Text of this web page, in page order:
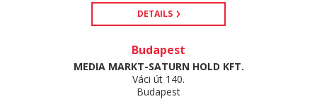
DETAILS
Budapest
MEDIA MARKT-SATURN HOLD KFT.
Váci út 140.
Budapest